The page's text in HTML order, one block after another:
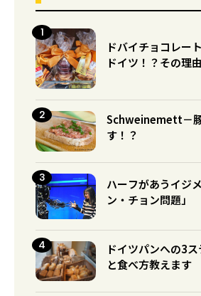
ドバイチョコレー
ドイツ！？その理
Schweinemett－
す！？
ハーフがあうイジ
ン・チョン問題」
ドイツパンへの3
と食べ方教えます